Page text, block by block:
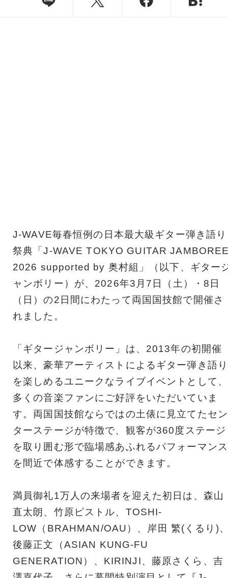
J-WAVE毎春恒例の日本最大級ギター弾き語り
祭典「J-WAVE TOKYO GUITAR
2026 supported by 奥村組」（以下、ギター
ャンボリー）が、2026年3月7日（土）・8日
（日）の2日間にわたって両国国技館で開催さ
れました。
「ギタージャンボリー」は、2013年の初開催
以来、豪華アーティストによるギター弾き語り
を楽しめるユニークなライブイベントとして、
多くの音楽ファンにご好評をいただいていま
す。両国国技館ならではの土俵に見立てたセン
ターステージが特徴で、観客が360度ステージ
を取り囲む形で臨場感あふれるパフォーマンス
を間近で体感することができます。
満員御礼1万人の来場者を迎えた初日は、森山
直太朗、竹原ピストル、TOSHI-
LOW（BRAHMAN/OAU）、岸田 繁(くるり)
後藤正文（ASIAN KUNG-FU
GENERATION）、KIRINJI、藤原さくら、吉